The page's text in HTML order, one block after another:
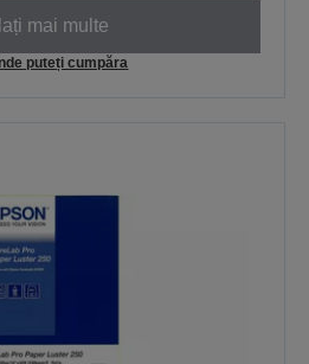
mai multe
puteți cumpăra